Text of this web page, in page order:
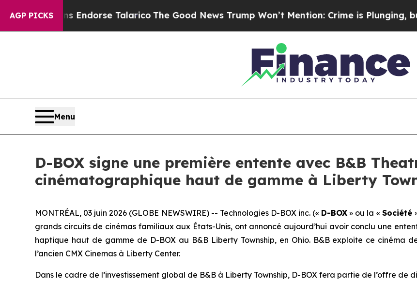
AGP PICKS
Endorse TalaricoThe Good News Trump Won’t Mention: Crime is Plunging, but he
Menu
D-BOX signe une première entente avec B&B
cinématographique haut de gamme à Liberty
MONTRÉAL, 03 juin 2026 (GLOBE NEWSWIRE) -- Technologies D-BOX inc. (« D-BOX » ou la « Société
grands circuits de cinémas familiaux aux États-Unis, ont annoncé aujourd’hui avoir conclu une
haptique haut de gamme de D-BOX au B&B Liberty Township, en Ohio. B&B exploite ce cinéma
l’ancien CMX Cinemas à Liberty Center.
Dans le cadre de l’investissement global de B&B à Liberty Township, D-BOX fera partie de l’offre de